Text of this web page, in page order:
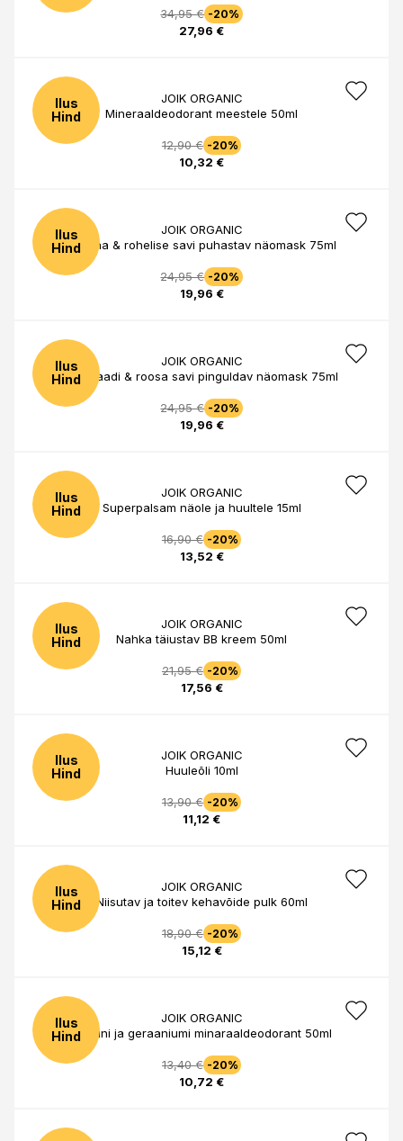
34,95 € -20%
27,96 €
Ilus
Hind
JOIK ORGANIC
Mineraaldeodorant meestele 50ml
12,90 € -20%
10,32 €
Ilus
Hind
JOIK ORGANIC
Matcha & rohelise savi puhastav näomask 75ml
24,95 € -20%
19,96 €
Ilus
Hind
JOIK ORGANIC
Šokolaadi & roosa savi pinguldav näomask 75ml
24,95 € -20%
19,96 €
Ilus
Hind
JOIK ORGANIC
Superpalsam näole ja huultele 15ml
16,90 € -20%
13,52 €
Ilus
Hind
JOIK ORGANIC
Nahka täiustav BB kreem 50ml
21,95 € -20%
17,56 €
Ilus
Hind
JOIK ORGANIC
Huuleõli 10ml
13,90 € -20%
11,12 €
Ilus
Hind
JOIK ORGANIC
Niisutav ja toitev kehavõide pulk 60ml
18,90 € -20%
15,12 €
Ilus
Hind
JOIK ORGANIC
Sidruni ja geraaniumi minaraaldeodorant 50ml
13,40 € -20%
10,72 €